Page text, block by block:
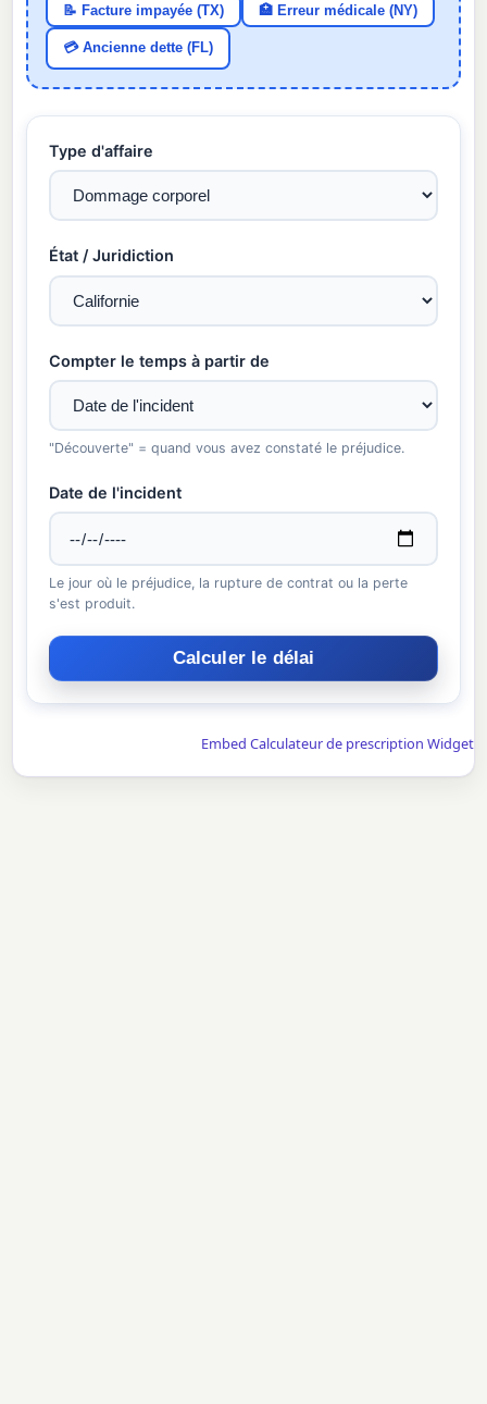
📝 Facture impayée (TX) 🏥 Erreur médicale (NY)
💳 Ancienne dette (FL)
Type d'affaire
État / Juridiction
Compter le temps à partir de
"Découverte" = quand vous avez constaté le préjudice.
Date de l'incident
Le jour où le préjudice, la rupture de contrat ou la perte
s'est produit.
Embed Calculateur de prescription Widget